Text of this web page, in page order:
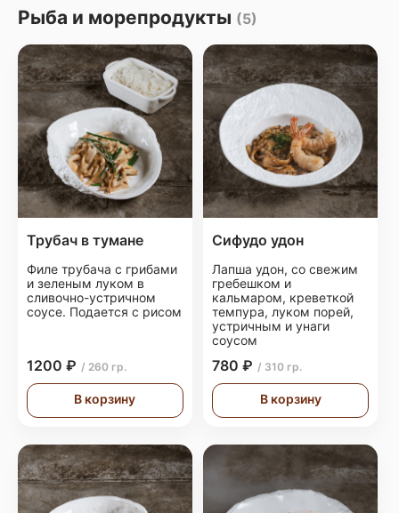
Рыба и морепродукты (5)
Трубач в тумане
Филе трубача с грибами
и зеленым луком в
сливочно-устричном
соусе. Подается с рисом
1200 ₽ / 260 гр.
В корзину
Сифудо удон
Лапша удон, со свежим
гребешком и
кальмаром, креветкой
темпура, луком порей,
устричным и унаги
соусом
780 ₽ / 310 гр.
В корзину